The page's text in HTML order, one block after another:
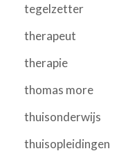
tegelzetter
therapeut
therapie
thomas more
thuisonderwijs
thuisopleidingen